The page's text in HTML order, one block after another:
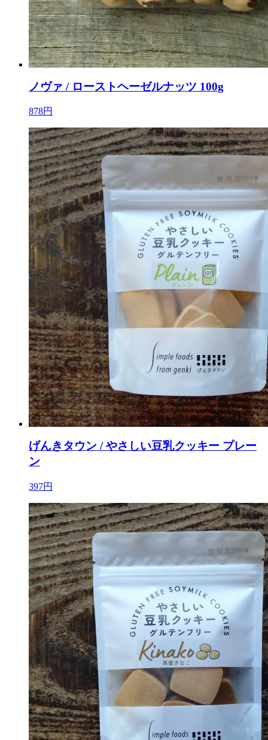
ノヴァ / ローストヘーゼルナッツ 100g
878円
げんきタウン / やさしい豆乳クッキー プレー
ン
397円